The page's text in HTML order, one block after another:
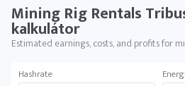
Mining Rig Rentals
kalkulátor
Estimated earnings, costs, and profits for
Hashrate